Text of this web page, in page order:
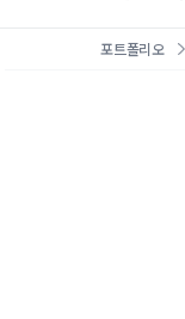
포트폴리오